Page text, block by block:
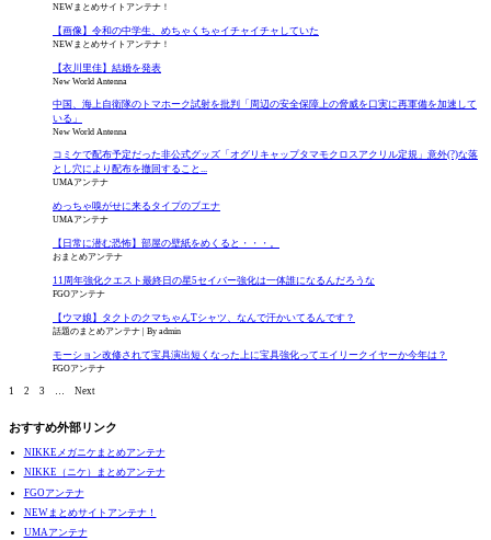
NEWまとめサイトアンテナ！
【画像】令和の中学生、めちゃくちゃイチャイチャしていた
NEWまとめサイトアンテナ！
【衣川里佳】結婚を発表
New World Antenna
中国、海上自衛隊のトマホーク試射を批判「周辺の安全保障上の脅威を口実に再軍備を加速して
いる」
New World Antenna
コミケで配布予定だった非公式グッズ「オグリキャップタマモクロスアクリル定規」意外(?)な落
とし穴により配布を撤回すること...
UMAアンテナ
めっちゃ嗅がせに来るタイプのブエナ
UMAアンテナ
【日常に潜む恐怖】部屋の壁紙をめくると・・・。
おまとめアンテナ
11周年強化クエスト最終日の星5セイバー強化は一体誰になるんだろうな
FGOアンテナ
【ウマ娘】タクトのクマちゃんTシャツ、なんで汗かいてるんです？
話題のまとめアンテナ By admin
モーション改修されて宝具演出短くなった上に宝具強化ってエイリークイヤーか今年は？
FGOアンテナ
1 2 3 Next
おすすめ外部リンク
NIKKEメガニケまとめアンテナ
NIKKE（ニケ）まとめアンテナ
FGOアンテナ
NEWまとめサイトアンテナ！
UMAアンテナ